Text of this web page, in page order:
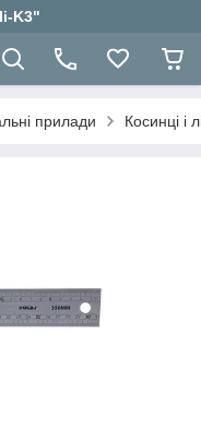
K3"
прилади Косинці і